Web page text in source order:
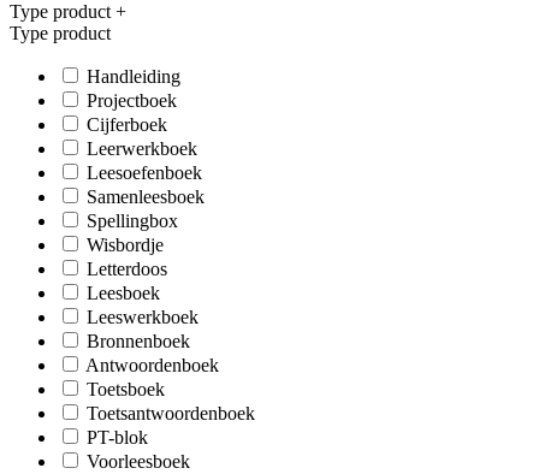
Type product +
Type product
Handleiding
Projectboek
Cijferboek
Leerwerkboek
Leesoefenboek
Samenleesboek
Spellingbox
Wisbordje
Letterdoos
Leesboek
Leeswerkboek
Bronnenboek
Antwoordenboek
Toetsboek
Toetsantwoordenboek
PT-blok
Voorleesboek